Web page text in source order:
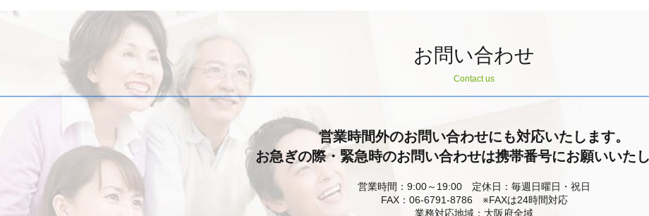
お問い合わせ
Contact us
営業時間外のお問い合わせにも対応いたします。
お急ぎの際・緊急時のお問い合わせは携帯番号にお願いいたし
営業時間：9:00～19:00 定休日：毎週日曜日・祝日
FAX：06-6791-8786 ※FAXは24時間対応
業務対応地域：大阪府全域